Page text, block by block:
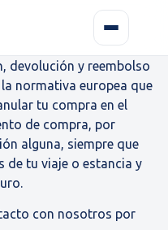
devolución y reembolso
normativa europea que
tu compra en el
de compra, por
alguna, siempre que
de tu viaje o estancia y
con nosotros por